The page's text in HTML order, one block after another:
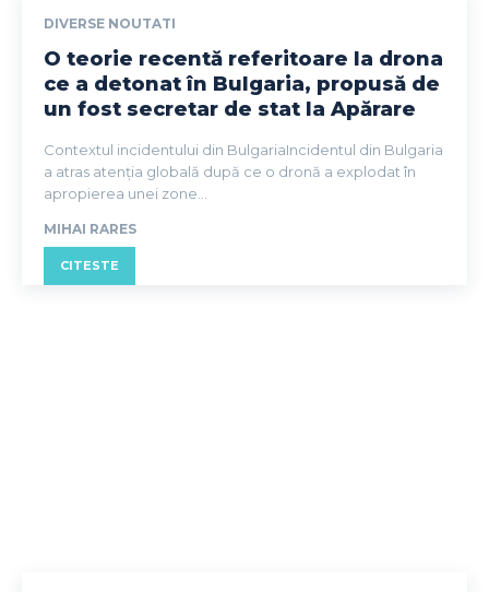
DIVERSE NOUTATI
O teorie recentă referitoare la drona
ce a detonat în Bulgaria, propusă de
un fost secretar de stat la Apărare
Contextul incidentului din BulgariaIncidentul din Bulgaria
a atras atenția globală după ce o dronă a explodat în
apropierea unei zone...
MIHAI RARES
CITESTE